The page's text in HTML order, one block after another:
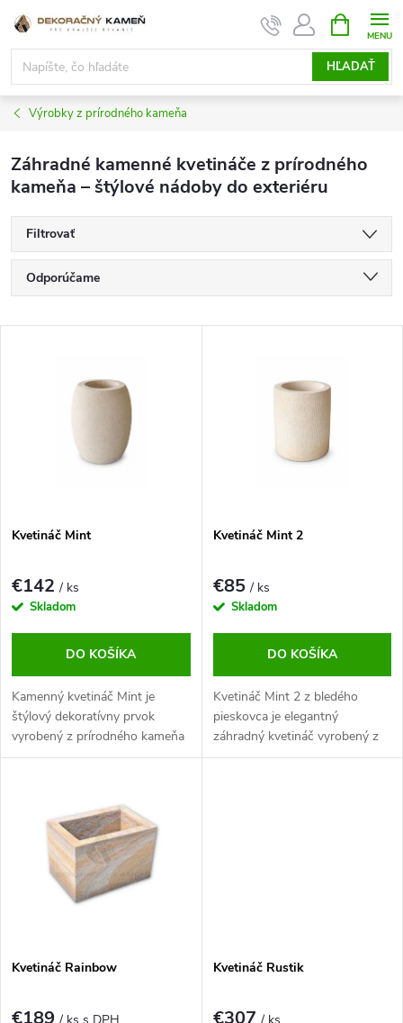
Prejsť
obsah
HĽADAŤ
KOŠÍK
Výrobky z prírodného kameňa
Záhradné kamenné kvetináče z prírodného
kameňa – štýlové nádoby do exteriéru
Filtrovať
e
t
v
Odporúčame
Najpredávanejšie
k
o
v
Kvetináč Mint
€142/ ks
Skladom
DO KOŠÍKA
Kamenný kvetináč Mint je
štýlový dekoratívny prvok
vyrobený z prírodného kameňa
Kvetináč Mint 2
€85/ ks
Skladom
DO KOŠÍKA
Kvetináč Mint 2 z bledého
pieskovca je elegantný
záhradný kvetináč vyrobený z
prírodného kameňa
Kvetináč Rainbow
€189
Kvetináč Rustik
€307